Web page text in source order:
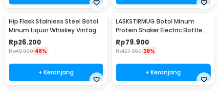
Hip Flask Stainless Steel Botol
Minum Liquor Whiskey Vintage
7oz Jack Daniel - H-7
Rp26.200
Rp49.900 48%
+ Keranjang
LASKSTIRMUG Botol Minum
Protein Shaker Electric Bottle
BPA Free 480ml - 1505
Rp79.900
Rp127.900 38%
+ Keranjang